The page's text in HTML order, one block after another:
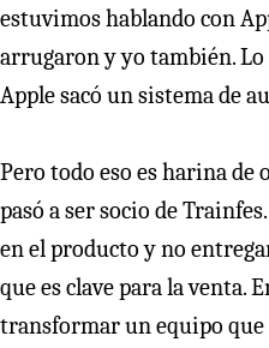
estuvimos hablando con
arrugaron y yo también.
Apple sacó un sistema de
Pero todo eso es harina de
pasó a ser socio de
en el producto y no
que es clave para la venta.
transformar un equipo que